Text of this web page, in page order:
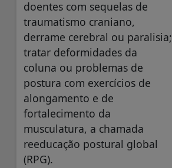
doentes com sequelas de
traumatismo craniano,
derrame cerebral ou paralisia;
tratar deformidades da
coluna ou problemas de
postura com exercícios de
alongamento e de
fortalecimento da
musculatura, a chamada
reeducação postural global
(RPG).